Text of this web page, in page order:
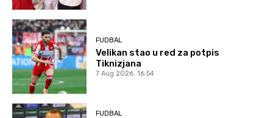
FUDBAL
Velikan stao u red za potpis
Tiknizjana
7 Aug 2026. 16:54
FUDBAL